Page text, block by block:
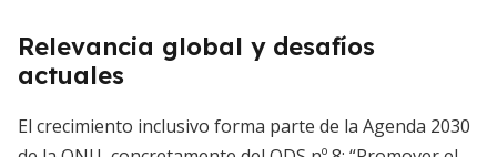
Relevancia global y desafíos
actuales
El crecimiento inclusivo forma parte de la Agenda 2030